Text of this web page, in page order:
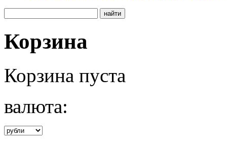
Корзина
Корзина пуста
валюта: